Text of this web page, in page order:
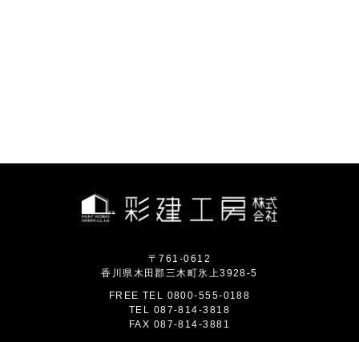
〒761-0612
香川県木田郡三木町氷上3928-5
FREE TEL 0800-555-0188
TEL 087-814-3818
FAX 087-814-3881